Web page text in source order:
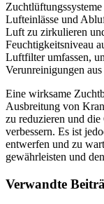
Lufteinlässe und
Luft zu zirkulieren
Feuchtigkeitsniveau
Luftfilter umfassen,
Verunreinigungen
Eine wirksame
Ausbreitung von
zu reduzieren und
verbessern. Es ist
entwerfen und zu
gewährleisten und
Verwandte